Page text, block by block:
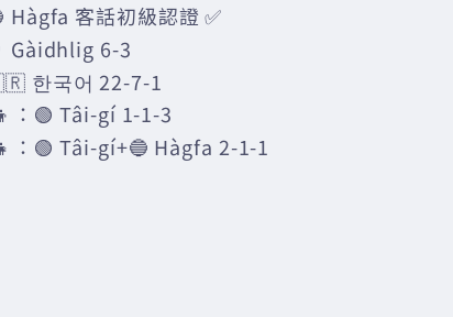
Hàgfa 客話初級認證 ✅
Gàidhlig 6-3
한국어 22-7-1
：🟢 Tâi-gí 1-1-3
：🟢 Tâi-gí+🔵 Hàgfa 2-1-1